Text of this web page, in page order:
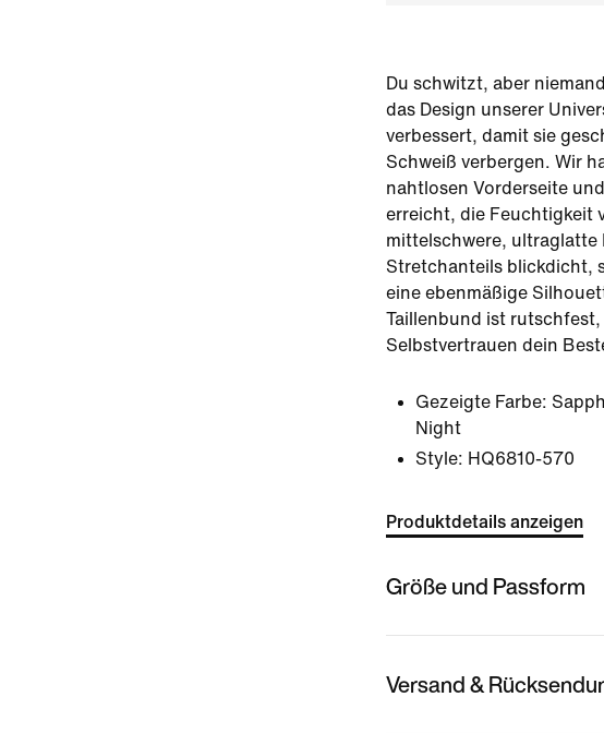
Du schwitzt, aber
das Design unserer
verbessert, damit sie
Schweiß verbergen. Wir
nahtlosen Vorderseite
erreicht, die Feuchtigkeit
mittelschwere, ultraglatte
Stretchanteils blickdicht,
eine ebenmäßige
Taillenbund ist
Selbstvertrauen dein
Gezeigte Farbe:
Night
Style: HQ6810-570
Produktdetails anzeigen
Größe und Passform
Versand &